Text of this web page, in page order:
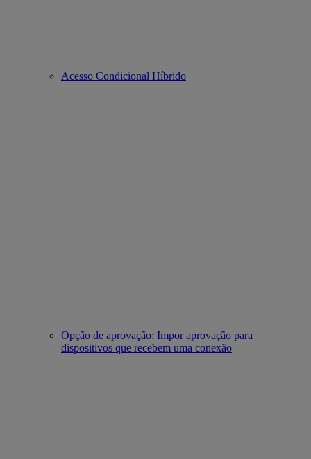
Acesso Condicional Híbrido
Opção de aprovação: Impor aprovação para
dispositivos que recebem uma conexão